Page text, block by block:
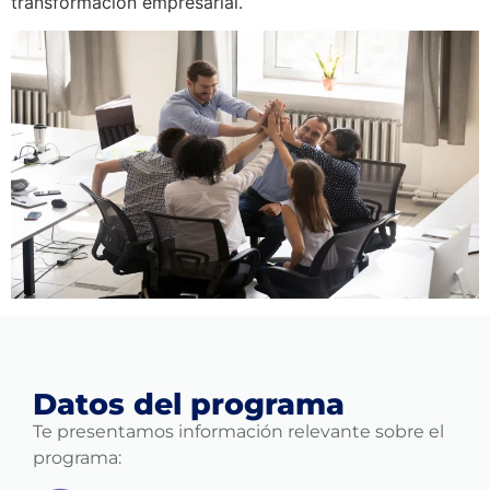
Datos del programa
Te presentamos información relevante sobre el
programa: